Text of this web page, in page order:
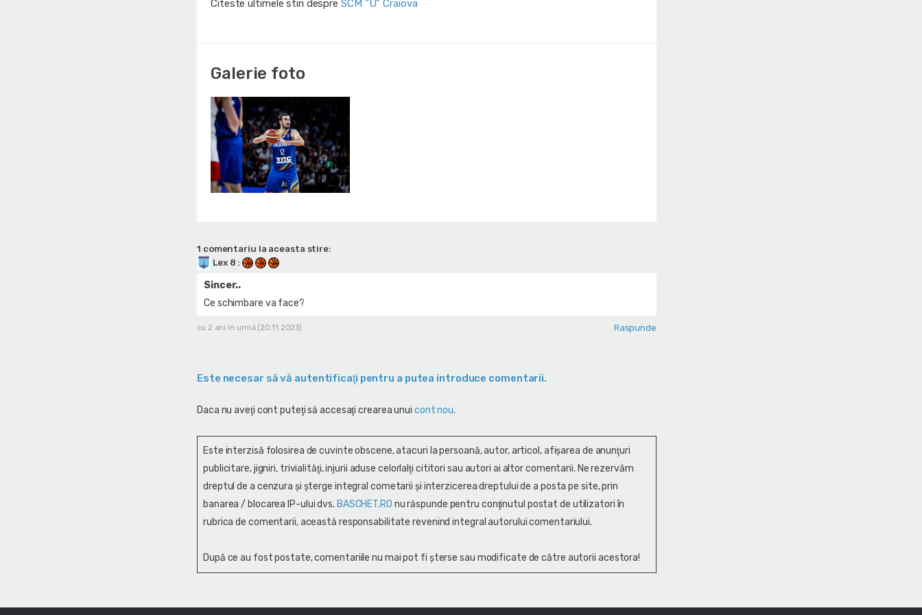
Citeste ultimele stiri despre SCM "U" Craiova
Galerie foto
1 comentariu la aceasta stire:
Lex 8 :
Sincer..
Ce schimbare va face?
cu 2 ani în urmă (20.11.2023) Raspunde
Este necesar să vă autentificaţi pentru a putea introduce comentarii.
Daca nu aveţi cont puteţi să accesaţi crearea unui cont nou.
Este interzisă folosirea de cuvinte obscene, atacuri la persoană, autor, articol, afişarea de anunţuri
publicitare, jigniri, trivialităţi, injurii aduse celorlalţi cititori sau autori ai altor comentarii. Ne rezervăm
dreptul de a cenzura și şterge integral cometarii și interzicerea dreptului de a posta pe site, prin
banarea / blocarea IP-ului dvs. BASCHET.RO nu răspunde pentru conţinutul postat de utilizatori în
rubrica de comentarii, această responsabilitate revenind integral autorului comentariului.
După ce au fost postate, comentariile nu mai pot fi șterse sau modificate de către autorii acestora!